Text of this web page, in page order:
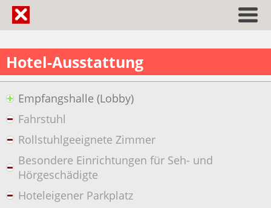
Hotel-Ausstattung
Empfangshalle (Lobby)
Fahrstuhl
Rollstuhlgeeignete Zimmer
Besondere Einrichtungen für Seh- und
Hörgeschädigte
Hoteleigener Parkplatz